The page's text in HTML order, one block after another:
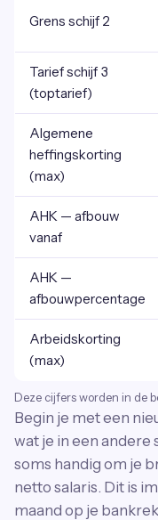
Grens schijf 2
Tarief schijf 3
(toptarief)
Algemene
heffingskorting
(max)
AHK — afbouw
vanaf
AHK —
afbouwpercentage
Arbeidskorting
(max)
Deze cijfers worden in de
Begin je met een
wat je in een andere
soms handig om je
netto salaris. Dit is
maand op je